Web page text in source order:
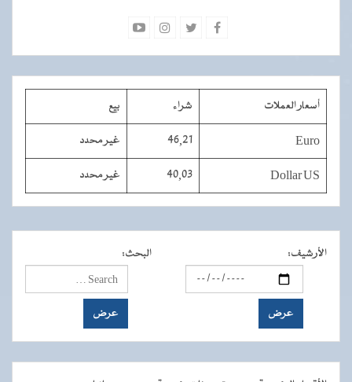
أسعار العملات شراء بيع
Euro
46,21 غير محدد
Dollar US
40,03 غير محدد
الأرشيف: البحث: